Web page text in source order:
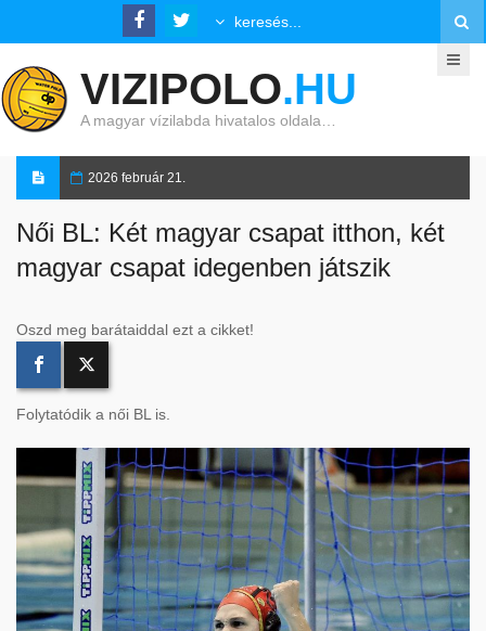
VIZIPOLO.HU
A magyar vízilabda hivatalos oldala…
2026 február 21.
Női BL: Két magyar csapat itthon, két
magyar csapat idegenben játszik
Oszd meg barátaiddal ezt a cikket!
Folytatódik a női BL is.